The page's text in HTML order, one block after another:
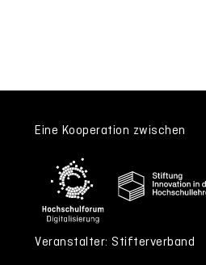
Eine Kooperation zwischen
Veranstalter: Stifterverband